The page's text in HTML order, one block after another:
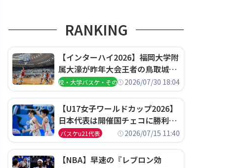
RANKING
【インターハイ2026】福岡大学附
属大濠が昨年大会王者の鳥取城北
を撃破、大阪薫英女学院は岐阜女
高校・大学バスケ・その他2026/07/30 18:04
【U17女子ワールドカップ2026】
日本代表は開催国チェコに勝利し
て予選グループ3連勝で首位通
決定
バスケu21代表 2026/07/15 11:40
【NBA】早速の『レブロン効